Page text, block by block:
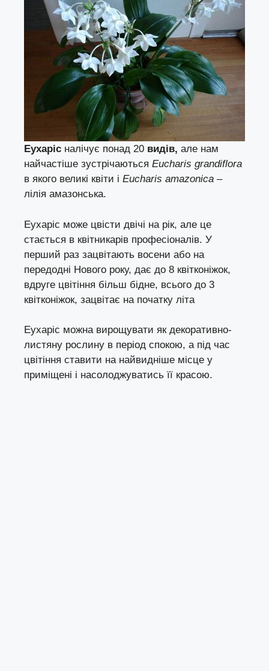
Еухаріс налічує понад 20 видів, але нам
найчастіше зустрічаються Eucharis grandiflora
в якого великі квіти і Eucharis amazoniса –
лілія амазонська.
Еухаріс може цвісти двічі на рік, але це
стається в квітникарів професіоналів. У
перший раз зацвітають восени або на
передодні Нового року, дає до 8 квітконіжок,
вдруге цвітіння більш бідне, всього до 3
квітконіжок, зацвітає на початку літа
Еухаріс можна вирощувати як декоративно-
листяну рослину в період спокою, а під час
цвітіння ставити на найвидніше місце у
приміщені і насолоджуватись її красою.